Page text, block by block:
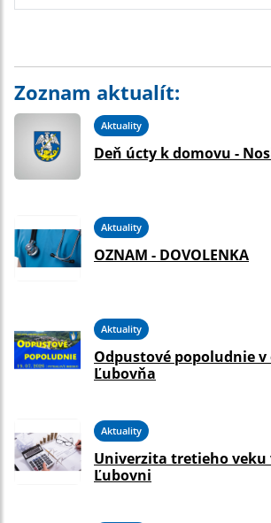
Zoznam aktualít:
Aktuality
Deň úcty k domovu -
Aktuality
OZNAM - DOVOLENKA
Aktuality
Odpustové popoludnie v
Ľubovňa
Aktuality
Univerzita tretieho veku
Ľubovni